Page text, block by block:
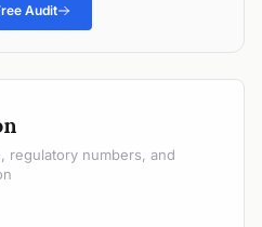
Audit
regulatory numbers, and